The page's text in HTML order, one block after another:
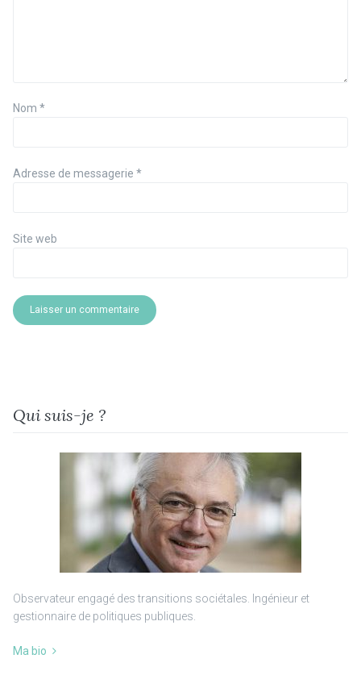
Nom *
Adresse de messagerie *
Site web
Qui suis-je ?
Observateur engagé des transitions sociétales. Ingénieur et
gestionnaire de politiques publiques.
Ma bio